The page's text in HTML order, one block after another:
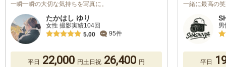
一瞬一瞬の大切な気持ちを写真に。
たかはし ゆり
女性 撮影実績104回
5.00
95件
平日 22,000 円土日祝 26,400 円
一緒に最高の
平日